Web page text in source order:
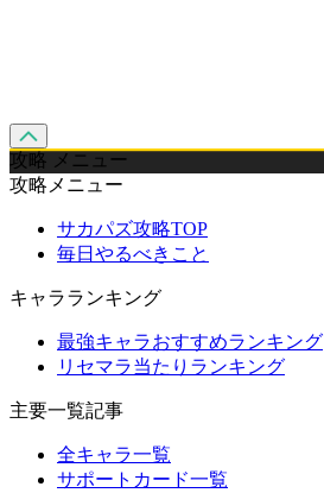
攻略 メニュー
攻略メニュー
サカパズ攻略TOP
毎日やるべきこと
キャラランキング
最強キャラおすすめランキング
リセマラ当たりランキング
主要一覧記事
全キャラ一覧
サポートカード一覧